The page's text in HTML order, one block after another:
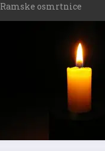
Ramske osmrtnice